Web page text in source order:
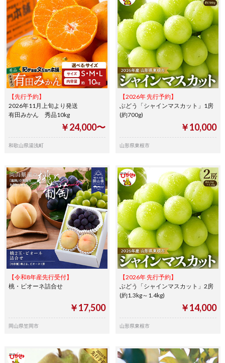
【先行予約】
2026年11月上旬より発送
有田みかん 秀品10kg
￥24,000〜
和歌山県湯浅町
【2026年 先行予約】
ぶどう「シャインマスカット」1房
(約700g)
￥10,000
山形県東根市
【令和8年産先行受付】
桃・ピオーネ詰合せ
￥17,500
岡山県笠岡市
【2026年 先行予約】
ぶどう「シャインマスカット」2房
(約1.3kg～1.4kg)
￥14,000
山形県東根市